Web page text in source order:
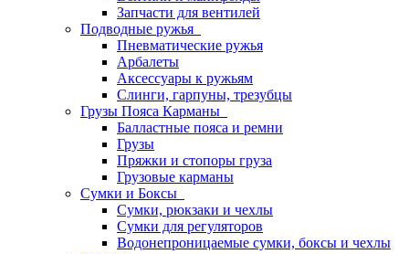
Запчасти для вентилей
Подводные ружья
Пневматические ружья
Арбалеты
Аксессуары к ружьям
Слинги, гарпуны, трезубцы
Грузы Пояса Карманы
Балластные пояса и ремни
Грузы
Пряжки и стопоры груза
Грузовые карманы
Сумки и Боксы
Сумки, рюкзаки и чехлы
Сумки для регуляторов
Водонепроницаемые сумки, боксы и чехлы